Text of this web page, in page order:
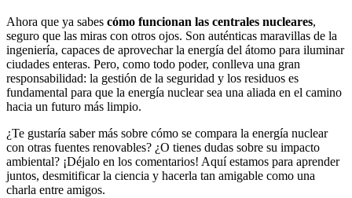
Ahora que ya sabes cómo funcionan las centrales nucleares,
seguro que las miras con otros ojos. Son auténticas maravillas de la
ingeniería, capaces de aprovechar la energía del átomo para iluminar
ciudades enteras. Pero, como todo poder, conlleva una gran
responsabilidad: la gestión de la seguridad y los residuos es
fundamental para que la energía nuclear sea una aliada en el camino
hacia un futuro más limpio.
¿Te gustaría saber más sobre cómo se compara la energía nuclear
con otras fuentes renovables? ¿O tienes dudas sobre su impacto
ambiental? ¡Déjalo en los comentarios! Aquí estamos para aprender
juntos, desmitificar la ciencia y hacerla tan amigable como una
charla entre amigos.